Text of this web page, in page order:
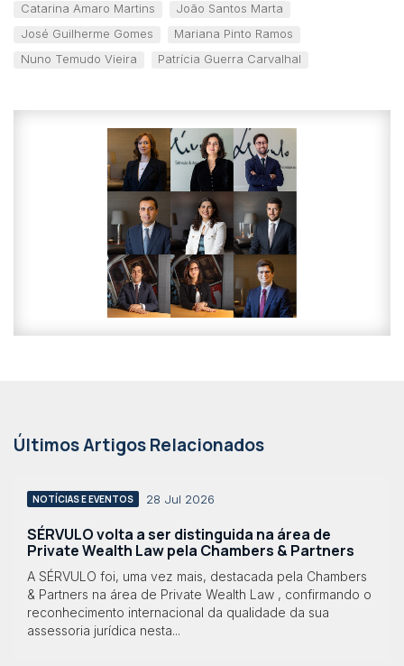
Catarina Amaro Martins
João Santos Marta
José Guilherme Gomes
Mariana Pinto Ramos
Nuno Temudo Vieira
Patrícia Guerra Carvalhal
Últimos Artigos Relacionados
NOTÍCIAS E EVENTOS 28 Jul 2026
SÉRVULO volta a ser distinguida na área de
Private Wealth Law pela Chambers & Partners
A SÉRVULO foi, uma vez mais, destacada pela Chambers
& Partners na área de Private Wealth Law , confirmando o
reconhecimento internacional da qualidade da sua
assessoria jurídica nesta...